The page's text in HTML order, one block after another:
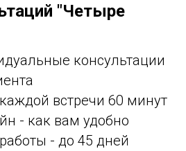
"Четыре
консультации
встречи 60 минут
- как вам удобно
- до 45 дней